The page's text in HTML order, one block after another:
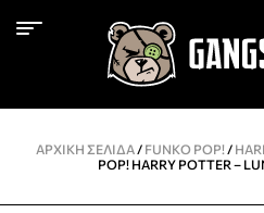
ΑΡΧΙΚΉ ΣΕΛΊΔΑ/ FUNKO POP! /
POP! HARRY POTTER –